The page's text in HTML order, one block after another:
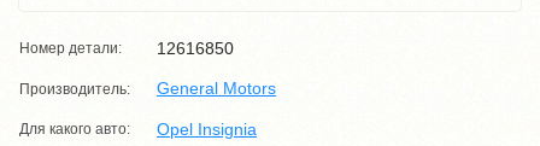
Номер детали: 12616850
Производитель: General Motors
Для какого авто:
Opel Insignia